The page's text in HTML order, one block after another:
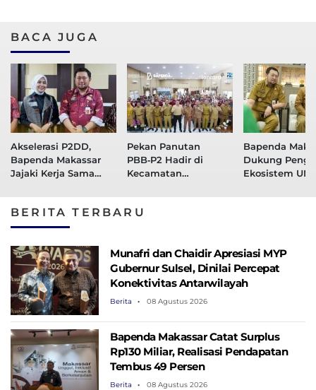
BACA JUGA
Akselerasi P2DD,
Bapenda Makassar
Jajaki Kerja Sama
Pekan Panutan
PBB‑P2 Hadir di
Kecamatan
Layanan ke
Bapenda
Dukung
Ekosistem
BERITA TERBARU
Munafri dan Chaidir Apresiasi MYP
Gubernur Sulsel, Dinilai Percepat
Konektivitas Antarwilayah
Berita 08 Agustus 2026
Bapenda Makassar Catat Surplus
Rp130 ​​Miliar, Realisasi Pendapatan
Tembus 49 Persen
Berita 08 Agustus 2026